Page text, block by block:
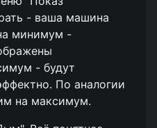
- ваша машина
минимум -
- будут
По аналогии
на максимум.